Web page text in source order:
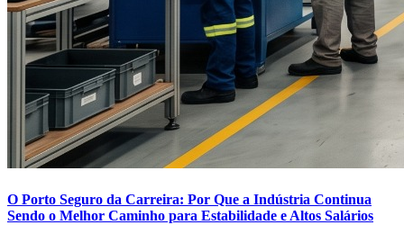
O Porto Seguro da Carreira: Por Que a Indústria Continua
Sendo o Melhor Caminho para Estabilidade e Altos Salários